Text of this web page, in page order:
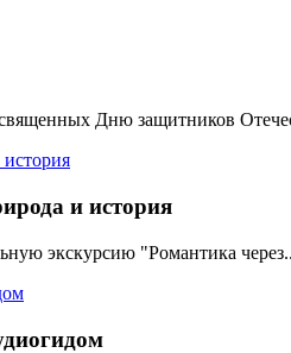
Дню защитников
и история
экскурсию "Романтика